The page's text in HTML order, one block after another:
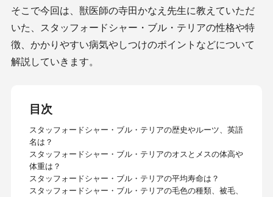
そこで今回は、獣医師の寺田かなえ先生に教えていただ
いた、スタッフォードシャー・ブル・テリアの性格や特
徴、かかりやすい病気やしつけのポイントなどについて
解説していきます。
目次
スタッフォードシャー・ブル・テリアの歴史やルーツ、英語
名は？
スタッフォードシャー・ブル・テリアのオスとメスの体高や
体重は？
スタッフォードシャー・ブル・テリアの平均寿命は？
スタッフォードシャー・ブル・テリアの毛色の種類、被毛、